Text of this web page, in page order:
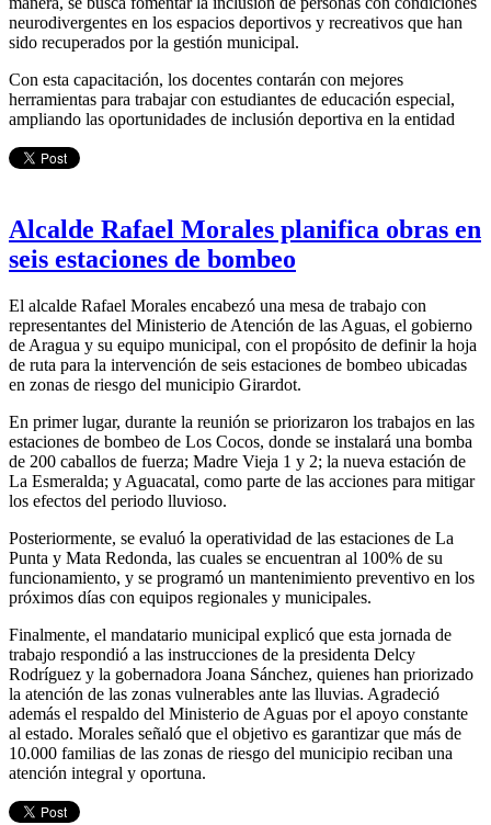
neurodivergentes en los espacios deportivos y recreativos que han
sido recuperados por la gestión municipal.
Con esta capacitación, los docentes contarán con mejores
herramientas para trabajar con estudiantes de educación especial,
ampliando las oportunidades de inclusión deportiva en la entidad
Alcalde Rafael Morales planifica obras en
seis estaciones de bombeo
El alcalde Rafael Morales encabezó una mesa de trabajo con
representantes del Ministerio de Atención de las Aguas, el gobierno
de Aragua y su equipo municipal, con el propósito de definir la hoja
de ruta para la intervención de seis estaciones de bombeo ubicadas
en zonas de riesgo del municipio Girardot.
En primer lugar, durante la reunión se priorizaron los trabajos en las
estaciones de bombeo de Los Cocos, donde se instalará una bomba
de 200 caballos de fuerza; Madre Vieja 1 y 2; la nueva estación de
La Esmeralda; y Aguacatal, como parte de las acciones para mitigar
los efectos del periodo lluvioso.
Posteriormente, se evaluó la operatividad de las estaciones de La
Punta y Mata Redonda, las cuales se encuentran al 100% de su
funcionamiento, y se programó un mantenimiento preventivo en los
próximos días con equipos regionales y municipales.
Finalmente, el mandatario municipal explicó que esta jornada de
trabajo respondió a las instrucciones de la presidenta Delcy
Rodríguez y la gobernadora Joana Sánchez, quienes han priorizado
la atención de las zonas vulnerables ante las lluvias. Agradeció
además el respaldo del Ministerio de Aguas por el apoyo constante
al estado. Morales señaló que el objetivo es garantizar que más de
10.000 familias de las zonas de riesgo del municipio reciban una
atención integral y oportuna.